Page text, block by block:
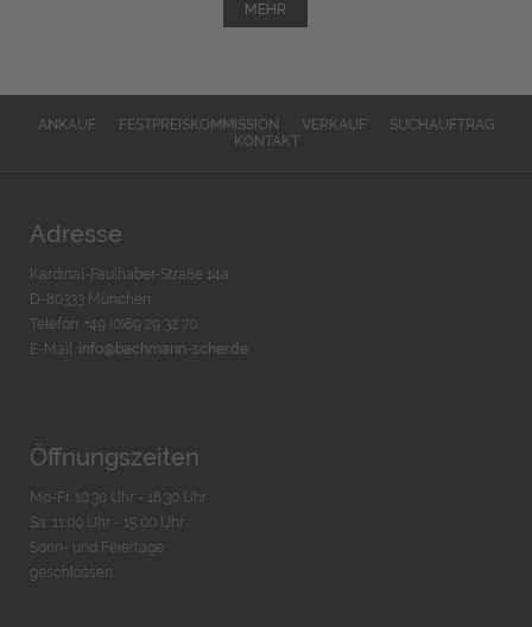
MEHR
ANKAUF FESTPREISKOMMISSION VERKAUF
SUCHAUFTRAG
KONTAKT
Adresse
Kardinal-Faulhaber-Straße 14a
D-80333 München
Telefon: +49 (0)89 29 32 70
E-Mail: info@bachmann-scher.de
Öffnungszeiten
Mo-Fr. 10:30 Uhr - 18:30 Uhr
Sa. 11:00 Uhr - 15.00 Uhr
Sonn- und Feiertage
geschlossen